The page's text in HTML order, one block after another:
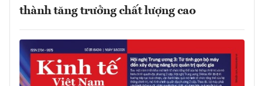
thành tăng trưởng chất lượng cao